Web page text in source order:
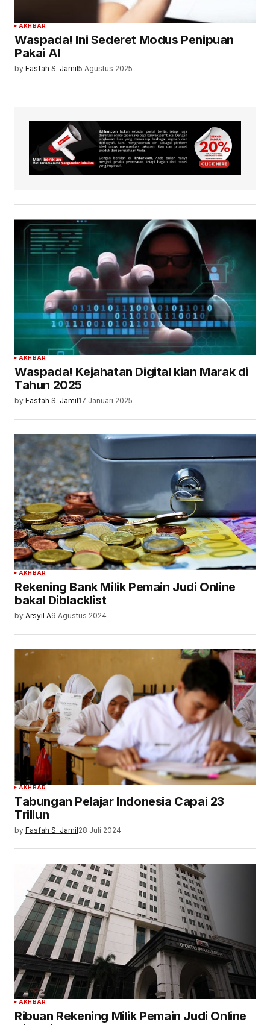
AKHBAR
Waspada! Ini Sederet Modus Penipuan
Pakai AI
by Fasfah S. Jamil5 Agustus 2025
AKHBAR
Waspada! Kejahatan Digital kian Marak di
Tahun 2025
by Fasfah S. Jamil17 Januari 2025
AKHBAR
Rekening Bank Milik Pemain Judi Online
bakal Diblacklist
by Arsyil A9 Agustus 2024
AKHBAR
Tabungan Pelajar Indonesia Capai 23
Triliun
by Fasfah S. Jamil28 Juli 2024
AKHBAR
Ribuan Rekening Milik Pemain Judi Online